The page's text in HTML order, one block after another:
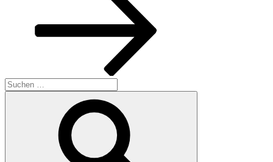
Suchen
nach: